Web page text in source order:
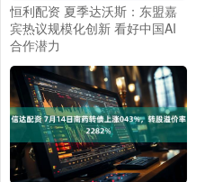
恒利配资 夏季达沃斯：东盟嘉
宾热议规模化创新 看好中国AI
合作潜力